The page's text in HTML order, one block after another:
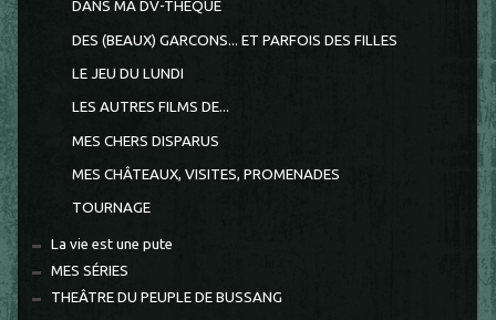
DANS MA DV-THEQUE
DES (BEAUX) GARCONS... ET PARFOIS DES FILLES
LE JEU DU LUNDI
LES AUTRES FILMS DE...
MES CHERS DISPARUS
MES CHÂTEAUX, VISITES, PROMENADES
TOURNAGE
La vie est une pute
MES SÉRIES
THEÂTRE DU PEUPLE DE BUSSANG